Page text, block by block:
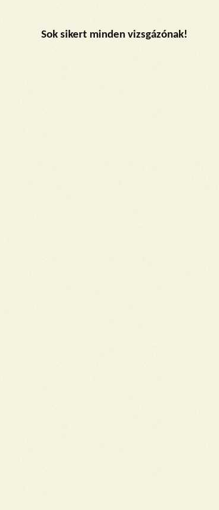
Sok sikert minden vizsgázónak!